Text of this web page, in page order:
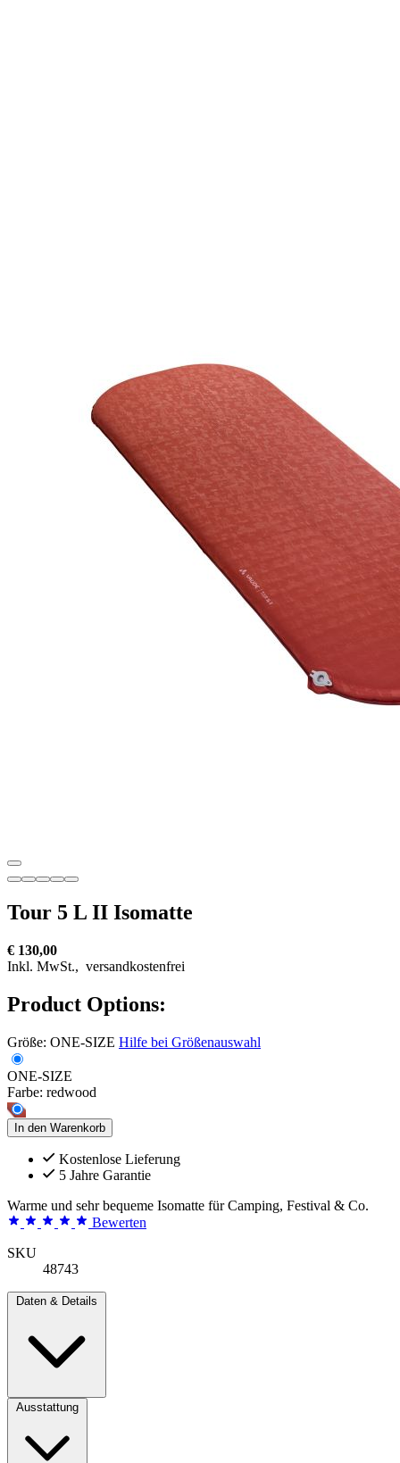
Tour 5 L II Isomatte
€ 130,00
Inkl. MwSt., versandkostenfrei
Product Options:
Größe: ONE-SIZE Hilfe bei Größenauswahl
ONE-SIZE
Farbe: redwood
In den Warenkorb
Kostenlose Lieferung
5 Jahre Garantie
Warme und sehr bequeme Isomatte für Camping, Festival & Co.
Bewerten
SKU
48743
Daten & Details
Ausstattung